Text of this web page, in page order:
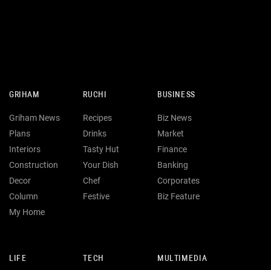
GRIHAM
Griham News
Plans
Interiors
Construction
Decor
Column
My Home
RUCHI
Recipes
Drinks
Tasty Hut
Your Dish
Chef
Festive
BUSINESS
Biz News
Market
Finance
Banking
Corporates
Biz Feature
LIFE TECH MULTIMEDIA